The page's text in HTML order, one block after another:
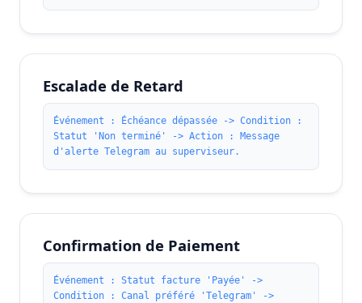
Escalade de Retard
Événement : Échéance dépassée -> Condition :
Statut 'Non terminé' -> Action : Message
d'alerte Telegram au superviseur.
Confirmation de Paiement
Événement : Statut facture 'Payée' ->
Condition : Canal préféré 'Telegram' ->